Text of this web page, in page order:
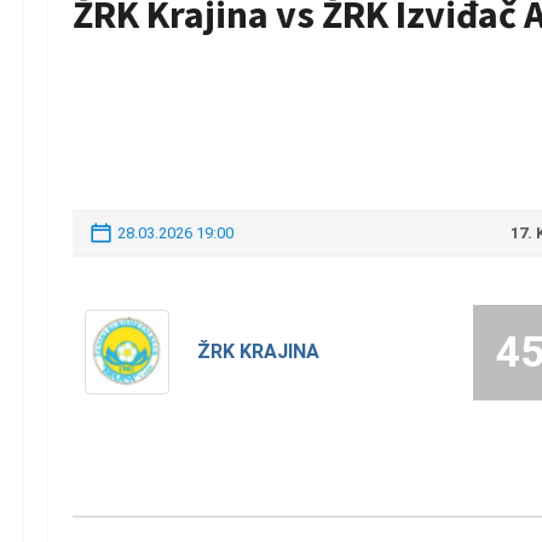
ŽRK Krajina vs ŽRK Izviđač
28.03.2026 19:00 17.
ŽRK KRAJINA 45